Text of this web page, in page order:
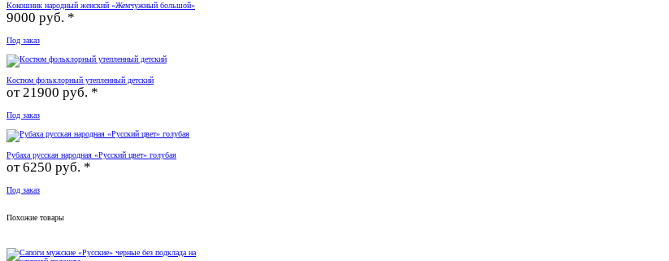
Кокошник народный женский «Жемчужный большой»
9000 руб. *
Под заказ
Костюм фольклорный утепленный детский
от21900 руб. *
Под заказ
Рубаха русская народная «Русский цвет» голубая
от6250 руб. *
Под заказ
Похожие товары